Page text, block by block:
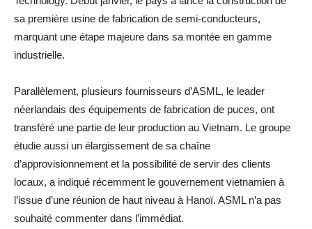
sa première usine de fabrication de semi-conducteurs,
marquant une étape majeure dans sa montée en gamme
industrielle.
Parallèlement, plusieurs fournisseurs d’ASML, le leader
néerlandais des équipements de fabrication de puces, ont
transféré une partie de leur production au Vietnam. Le groupe
étudie aussi un élargissement de sa chaîne
d’approvisionnement et la possibilité de servir des clients
locaux, a indiqué récemment le gouvernement vietnamien à
l’issue d’une réunion de haut niveau à Hanoï. ASML n’a pas
souhaité commenter dans l’immédiat.